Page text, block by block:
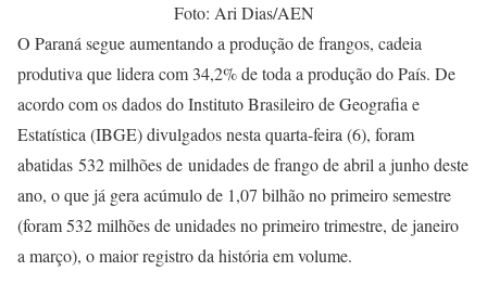
Foto: Ari Dias/AEN
O Paraná segue aumentando a produção de frangos, cadeia
produtiva que lidera com 34,2% de toda a produção do País. De
acordo com os dados do Instituto Brasileiro de Geografia e
Estatística (IBGE) divulgados nesta quarta-feira (6), foram
abatidas 532 milhões de unidades de frango de abril a junho deste
ano, o que já gera acúmulo de 1,07 bilhão no primeiro semestre
(foram 532 milhões de unidades no primeiro trimestre, de janeiro
a março), o maior registro da história em volume.